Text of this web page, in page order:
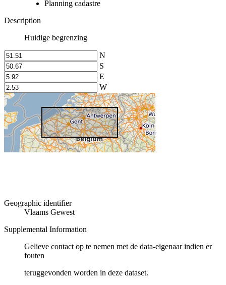
Planning cadastre
Description
Huidige begrenzing
N
S
E
W
Geographic identifier
Vlaams Gewest
Supplemental Information
Gelieve contact op te nemen met de data-eigenaar indien er
fouten
teruggevonden worden in deze dataset.